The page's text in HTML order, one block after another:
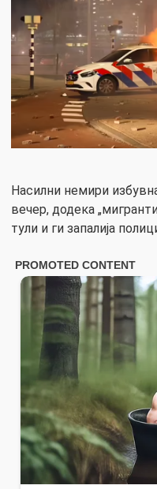
Насилни немири
вечер, додека
тули и ги запалија